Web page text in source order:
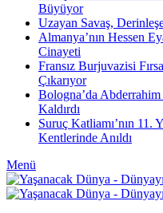
Büyüyor
Uzayan Savaş,
Almanya’nın Hessen
Cinayeti
Fransız Burjuvazisi
Çıkarıyor
Bologna’da
Kaldırdı
Suruç Katliamı’nın 11.
Kentlerinde Anıldı
Menü